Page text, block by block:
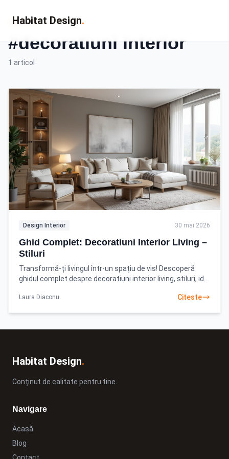
Habitat Design.
Eticheta
#decoratiuni interior
1 articol
Design Interior 30 mai 2026
Ghid Complet: Decoratiuni Interior Living –
Stiluri
Transformă-ți livingul într-un spațiu de vis! Descoperă
ghidul complet despre decoratiuni interior living, stiluri, idei
Laura Diaconu Citeste
Habitat Design.
Conținut de calitate pentru tine.
Navigare
Acasă
Blog